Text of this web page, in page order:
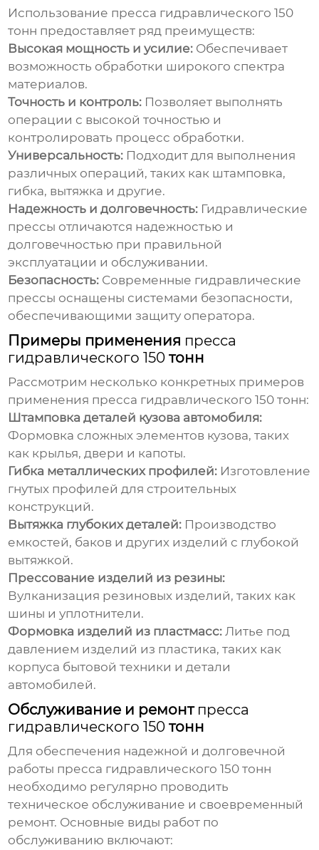
Использование пресса гидравлического 150
тонн предоставляет ряд преимуществ:
Высокая мощность и усилие: Обеспечивает
возможность обработки широкого спектра
материалов.
Точность и контроль: Позволяет выполнять
операции с высокой точностью и
контролировать процесс обработки.
Универсальность: Подходит для выполнения
различных операций, таких как штамповка,
гибка, вытяжка и другие.
Надежность и долговечность: Гидравлические
прессы отличаются надежностью и
долговечностью при правильной
эксплуатации и обслуживании.
Безопасность: Современные гидравлические
прессы оснащены системами безопасности,
обеспечивающими защиту оператора.
Примеры применения пресса
гидравлического 150 тонн
Рассмотрим несколько конкретных примеров
применения пресса гидравлического 150 тонн:
Штамповка деталей кузова автомобиля:
Формовка сложных элементов кузова, таких
как крылья, двери и капоты.
Гибка металлических профилей: Изготовление
гнутых профилей для строительных
конструкций.
Вытяжка глубоких деталей: Производство
емкостей, баков и других изделий с глубокой
вытяжкой.
Прессование изделий из резины:
Вулканизация резиновых изделий, таких как
шины и уплотнители.
Формовка изделий из пластмасс: Литье под
давлением изделий из пластика, таких как
корпуса бытовой техники и детали
автомобилей.
Обслуживание и ремонт пресса
гидравлического 150 тонн
Для обеспечения надежной и долговечной
работы пресса гидравлического 150 тонн
необходимо регулярно проводить
техническое обслуживание и своевременный
ремонт. Основные виды работ по
обслуживанию включают: